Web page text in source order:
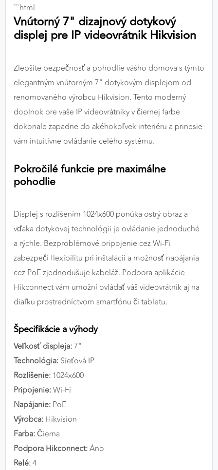
```html
Vnútorný 7" dizajnový dotykový
displej pre IP videovrátnik Hikvision
Zlepšite bezpečnosť a pohodlie vášho domova s týmto
elegantným vnútorným 7" dotykovým displejom od
renomovaného výrobcu Hikvision. Tento moderný
doplnok pre vaše IP videovrátniky v čiernej farbe
dokonale zapadne do akéhokoľvek interiéru a prinesie
vám intuitívne ovládanie celého systému.
Pokročilé funkcie pre maximálne
pohodlie
Displej s rozlíšením 1024x600 ponúka ostrý obraz a
vďaka dotykovej technológii je ovládanie jednoduché
a rýchle. Bezproblémové pripojenie cez Wi-Fi
zabezpečí flexibilitu pri inštalácii a možnosť napájania
cez PoE zjednodušuje kabeláž. Podpora aplikácie
Hikconnect vám umožní ovládať váš videovrátnik aj na
diaľku prostredníctvom smartfónu či tabletu.
Špecifikácie a výhody
Veľkosť displeja:7"
Technológia: Sieťová IP
Rozlíšenie: 1024x600
Pripojenie:Wi-Fi
Napájanie: PoE
Výrobca: Hikvision
Farba:Čierna
Podpora Hikconnect:Áno
Relé:4
výkon a funkčnosť našich stránok.
Google Analytics
MARKETINGOVÉ COOKIES
správania používateľov naprieč webovými
stránkami. Umožňujú nám a našim partnerom
zobrazovať cielenú a relevantnú reklamu, a to na
Google Ads